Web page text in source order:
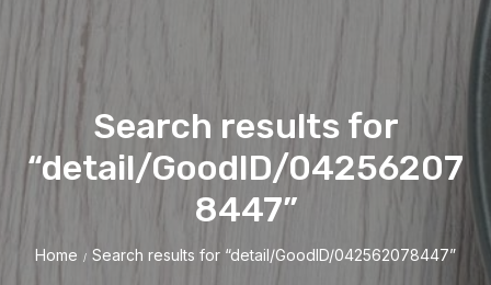
Search results for
“detail/GoodID/04256207
8447”
Home / Search results for “detail/GoodID/042562078447”